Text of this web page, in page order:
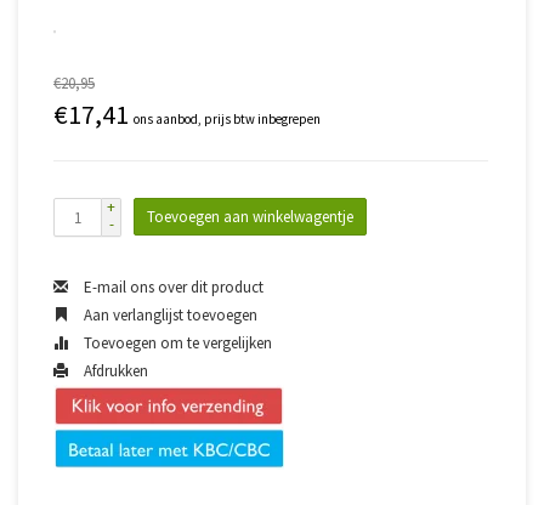
€20,95
€17,41 ons aanbod, prijs btw inbegrepen
+
-
Toevoegen aan winkelwagentje
E-mail ons over dit product
Aan verlanglijst toevoegen
Toevoegen om te vergelijken
Afdrukken